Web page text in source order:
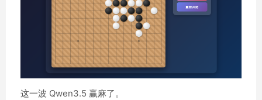
这一波 Qwen3.5 赢麻了。